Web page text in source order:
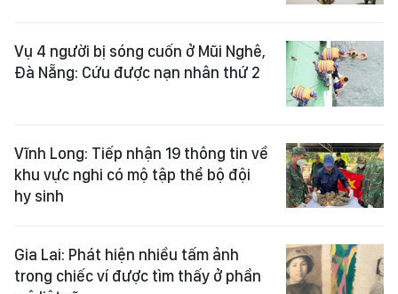
Vụ 4 người bị sóng cuốn ở Mũi Nghê,
Đà Nẵng: Cứu được nạn nhân thứ 2
Vĩnh Long: Tiếp nhận 19 thông tin về
khu vực nghi có mộ tập thể bộ đội
hy sinh
Gia Lai: Phát hiện nhiều tấm ảnh
trong chiếc ví được tìm thấy ở phần